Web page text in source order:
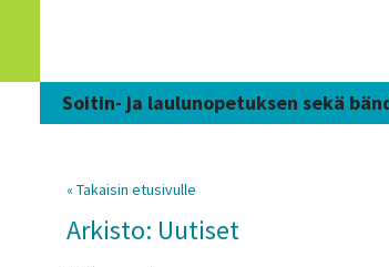
Soitin- ja laulunopetuksen sekä
« Takaisin etusivulle
Arkisto: Uutiset